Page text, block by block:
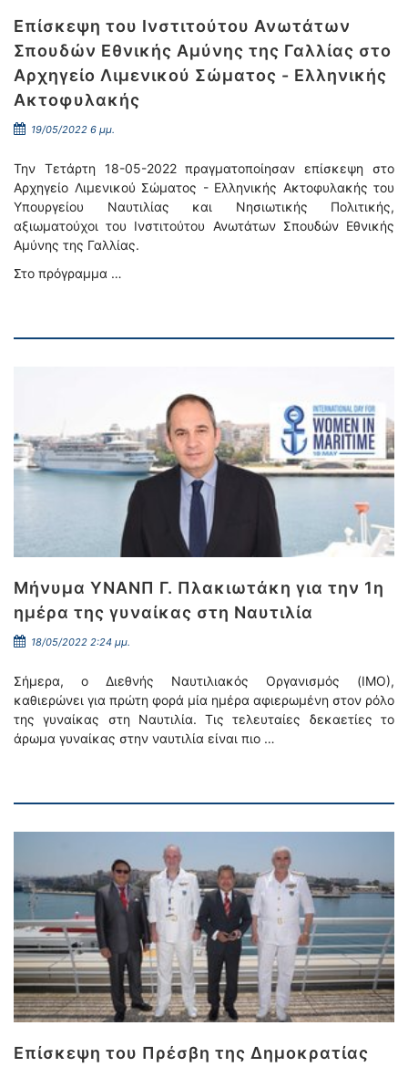
Επίσκεψη του Ινστιτούτου Ανωτάτων
Σπουδών Εθνικής Αμύνης της Γαλλίας στο
Αρχηγείο Λιμενικού Σώματος - Ελληνικής
Ακτοφυλακής
19/05/2022 6 μμ.
Την Τετάρτη 18-05-2022 πραγματοποίησαν επίσκεψη στο
Αρχηγείο Λιμενικού Σώματος - Ελληνικής Ακτοφυλακής του
Υπουργείου Ναυτιλίας και Νησιωτικής Πολιτικής,
αξιωματούχοι του Ινστιτούτου Ανωτάτων Σπουδών Εθνικής
Αμύνης της Γαλλίας.
Στο πρόγραμμα …
Μήνυμα ΥΝΑΝΠ Γ. Πλακιωτάκη για την 1η
ημέρα της γυναίκας στη Ναυτιλία
18/05/2022 2:24 μμ.
Σήμερα, ο Διεθνής Ναυτιλιακός Οργανισμός (ΙΜΟ),
καθιερώνει για πρώτη φορά μία ημέρα αφιερωμένη στον ρόλο
της γυναίκας στη Ναυτιλία. Τις τελευταίες δεκαετίες το
άρωμα γυναίκας στην ναυτιλία είναι πιο …
Επίσκεψη του Πρέσβη της Δημοκρατίας